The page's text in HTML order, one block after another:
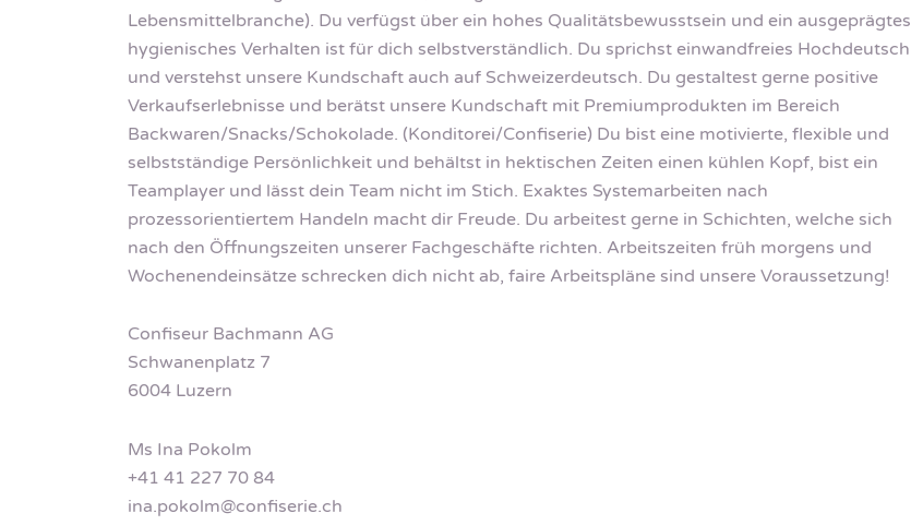
Lebensmittelbranche). Du verfügst über ein hohes Qualitätsbewusstsein und ein ausgeprägtes
hygienisches Verhalten ist für dich selbstverständlich. Du sprichst einwandfreies Hochdeutsch
und verstehst unsere Kundschaft auch auf Schweizerdeutsch. Du gestaltest gerne positive
Verkaufserlebnisse und berätst unsere Kundschaft mit Premiumprodukten im Bereich
Backwaren/Snacks/Schokolade. (Konditorei/Confiserie) Du bist eine motivierte, flexible und
selbstständige Persönlichkeit und behältst in hektischen Zeiten einen kühlen Kopf, bist ein
Teamplayer und lässt dein Team nicht im Stich. Exaktes Systemarbeiten nach
prozessorientiertem Handeln macht dir Freude. Du arbeitest gerne in Schichten, welche sich
nach den Öffnungszeiten unserer Fachgeschäfte richten. Arbeitszeiten früh morgens und
Wochenendeinsätze schrecken dich nicht ab, faire Arbeitspläne sind unsere Voraussetzung!
Confiseur Bachmann AG
Schwanenplatz 7
6004 Luzern
Ms Ina Pokolm
+41 41 227 70 84
ina.pokolm@confiserie.ch